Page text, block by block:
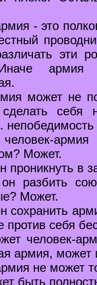
- это
эти
армия
может не
себя
армия
Может.
проникнуть в
разбить
Может.
сохранить
против себя
человек-
армия, может
не может
быть